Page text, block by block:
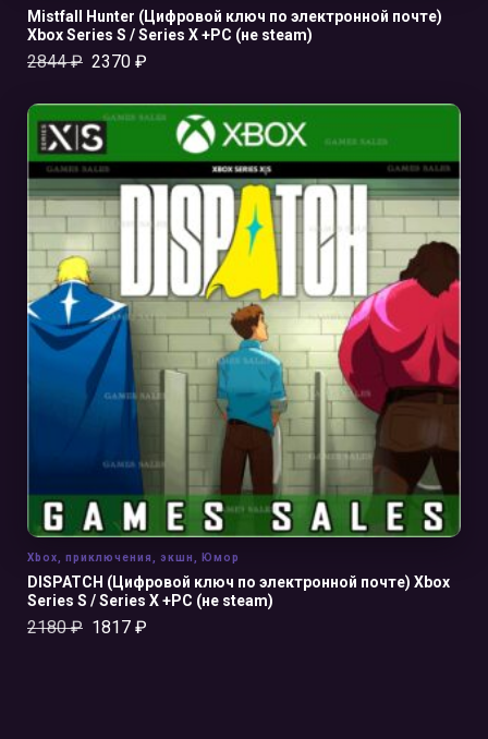
Mistfall Hunter (Цифровой ключ по электронной почте)
Xbox Series S / Series X +PC (не steam)
2844₽ 2370 ₽
В КОРЗИНУ
DISPATCH (Цифровой ключ по электронной почте) Xbox
Series S / Series X +PC (не steam)
2180₽ 1817 ₽
Xbox приключения экшн Юмор